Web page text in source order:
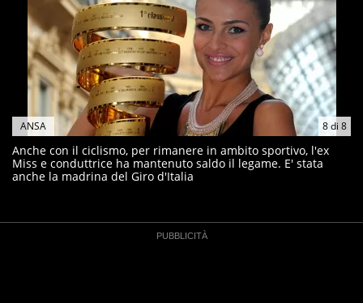
8di 8
ANSA
Anche con il ciclismo, per rimanere in ambito sportivo, l'ex
Miss e conduttrice ha mantenuto saldo il legame. E' stata
anche la madrina del Giro d'Italia